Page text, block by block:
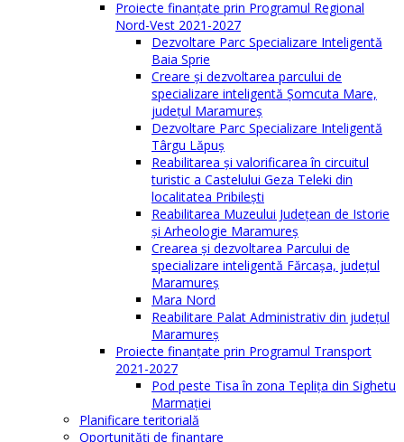
Proiecte finanțate prin Programul Regional
Nord-Vest 2021-2027
Dezvoltare Parc Specializare Inteligentă
Baia Sprie
Creare și dezvoltarea parcului de
specializare inteligentă Șomcuta Mare,
județul Maramureș
Dezvoltare Parc Specializare Inteligentă
Târgu Lăpuș
Reabilitarea și valorificarea în circuitul
turistic a Castelului Geza Teleki din
localitatea Pribilești
Reabilitarea Muzeului Județean de Istorie
și Arheologie Maramureș
Crearea și dezvoltarea Parcului de
specializare inteligentă Fărcașa, județul
Maramureș
Mara Nord
Reabilitare Palat Administrativ din județul
Maramureș
Proiecte finanțate prin Programul Transport
2021-2027
Pod peste Tisa în zona Teplița din Sighetu
Marmației
Planificare teritorială
Oportunităţi de finanţare